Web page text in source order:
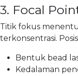
3. Focal
Titik fokus
terkonsentrasi.
Bentuk bead
Kedalaman